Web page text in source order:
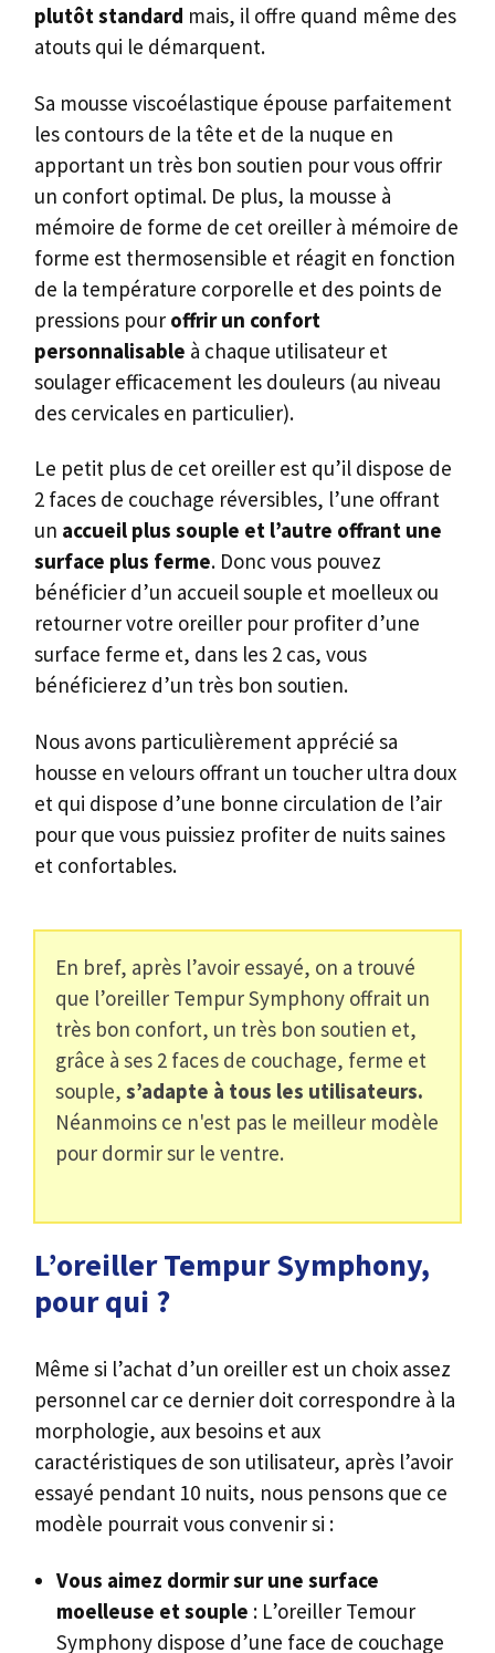
plutôt standard mais, il offre quand même des
atouts qui le démarquent.
Sa mousse viscoélastique épouse parfaitement
les contours de la tête et de la nuque en
apportant un très bon soutien pour vous offrir
un confort optimal. De plus, la mousse à
mémoire de forme de cet oreiller à mémoire de
forme est thermosensible et réagit en fonction
de la température corporelle et des points de
pressions pour offrir un confort
personnalisable à chaque utilisateur et
soulager efficacement les douleurs (au niveau
des cervicales en particulier).
Le petit plus de cet oreiller est qu’il dispose de
2 faces de couchage réversibles, l’une offrant
un accueil plus souple et l’autre offrant une
surface plus ferme. Donc vous pouvez
bénéficier d’un accueil souple et moelleux ou
retourner votre oreiller pour profiter d’une
surface ferme et, dans les 2 cas, vous
bénéficierez d’un très bon soutien.
Nous avons particulièrement apprécié sa
housse en velours offrant un toucher ultra doux
et qui dispose d’une bonne circulation de l’air
pour que vous puissiez profiter de nuits saines
et confortables.
En bref, après l’avoir essayé, on a trouvé
que l’oreiller Tempur Symphony offrait un
très bon confort, un très bon soutien et,
grâce à ses 2 faces de couchage, ferme et
souple, s’adapte à tous les utilisateurs.
Néanmoins ce n'est pas le meilleur modèle
pour dormir sur le ventre.
L’oreiller Tempur Symphony,
pour qui ?
Même si l’achat d’un oreiller est un choix assez
personnel car ce dernier doit correspondre à la
morphologie, aux besoins et aux
caractéristiques de son utilisateur, après l’avoir
essayé pendant 10 nuits, nous pensons que ce
modèle pourrait vous convenir si :
Vous aimez dormir sur une surface
moelleuse et souple : L’oreiller Temour
Symphony dispose d’une face de couchage